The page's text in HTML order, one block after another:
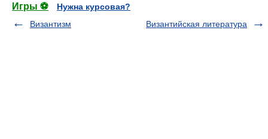
Игры ⚽
Нужна курсовая?
Византизм
Византийская литература